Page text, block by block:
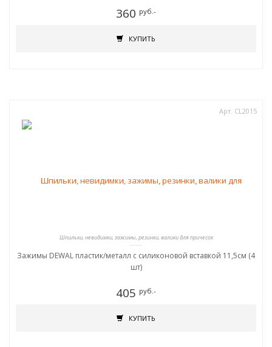
360 руб.-
КУПИТЬ
Арт. CL2015
Шпильки, невидимки, зажимы, резинки, валики для причесок
Зажимы DEWAL пластик/металл с силиконовой вставкой 11,5см (4
шт)
405 руб.-
КУПИТЬ